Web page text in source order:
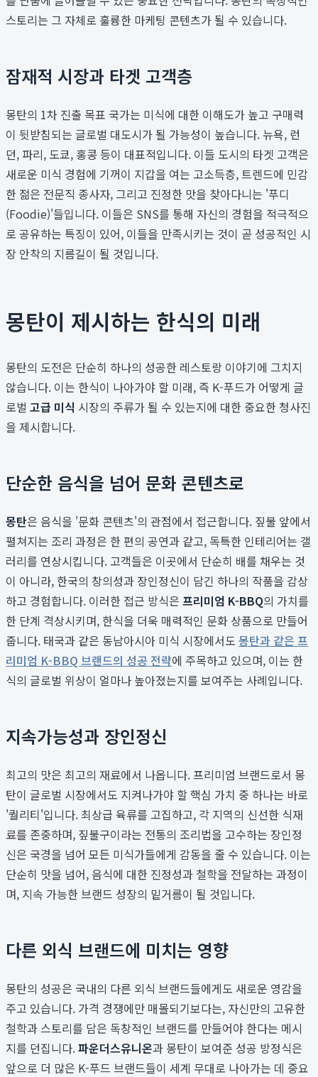
스토리는 그 자체로 훌륭한 마케팅 콘텐츠가 될 수 있습니다.
잠재적 시장과 타겟 고객층
몽탄의 1차 진출 목표 국가는 미식에 대한 이해도가 높고 구매력
이 뒷받침되는 글로벌 대도시가 될 가능성이 높습니다. 뉴욕, 런
던, 파리, 도쿄, 홍콩 등이 대표적입니다. 이들 도시의 타겟 고객은
새로운 미식 경험에 기꺼이 지갑을 여는 고소득층, 트렌드에 민감
한 젊은 전문직 종사자, 그리고 진정한 맛을 찾아다니는 '푸디
(Foodie)'들입니다. 이들은 SNS를 통해 자신의 경험을 적극적으
로 공유하는 특징이 있어, 이들을 만족시키는 것이 곧 성공적인 시
장 안착의 지름길이 될 것입니다.
몽탄이 제시하는 한식의 미래
몽탄의 도전은 단순히 하나의 성공한 레스토랑 이야기에 그치지
않습니다. 이는 한식이 나아가야 할 미래, 즉 K-푸드가 어떻게 글
로벌 고급 미식 시장의 주류가 될 수 있는지에 대한 중요한 청사진
을 제시합니다.
단순한 음식을 넘어 문화 콘텐츠로
몽탄은 음식을 '문화 콘텐츠'의 관점에서 접근합니다. 짚불 앞에서
펼쳐지는 조리 과정은 한 편의 공연과 같고, 독특한 인테리어는 갤
러리를 연상시킵니다. 고객들은 이곳에서 단순히 배를 채우는 것
이 아니라, 한국의 창의성과 장인정신이 담긴 하나의 작품을 감상
하고 경험합니다. 이러한 접근 방식은 프리미엄 K-BBQ의 가치를
한 단계 격상시키며, 한식을 더욱 매력적인 문화 상품으로 만들어
줍니다. 태국과 같은 동남아시아 미식 시장에서도 몽탄과 같은 프
리미엄 K-BBQ 브랜드의 성공 전략에 주목하고 있으며, 이는 한
식의 글로벌 위상이 얼마나 높아졌는지를 보여주는 사례입니다.
지속가능성과 장인정신
최고의 맛은 최고의 재료에서 나옵니다. 프리미엄 브랜드로서 몽
탄이 글로벌 시장에서도 지켜나가야 할 핵심 가치 중 하나는 바로
'퀄리티'입니다. 최상급 육류를 고집하고, 각 지역의 신선한 식재
료를 존중하며, 짚불구이라는 전통의 조리법을 고수하는 장인정
신은 국경을 넘어 모든 미식가들에게 감동을 줄 수 있습니다. 이는
단순히 맛을 넘어, 음식에 대한 진정성과 철학을 전달하는 과정이
며, 지속 가능한 브랜드 성장의 밑거름이 될 것입니다.
다른 외식 브랜드에 미치는 영향
몽탄의 성공은 국내의 다른 외식 브랜드들에게도 새로운 영감을
주고 있습니다. 가격 경쟁에만 매몰되기보다는, 자신만의 고유한
철학과 스토리를 담은 독창적인 브랜드를 만들어야 한다는 메시
지를 던집니다.파운더스유니온과 몽탄이 보여준 성공 방정식은
앞으로 더 많은 K-푸드 브랜드들이 세계 무대로 나아가는 데 중요